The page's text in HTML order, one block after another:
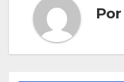
Por